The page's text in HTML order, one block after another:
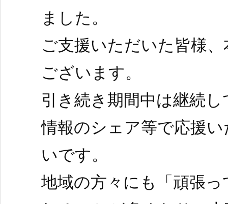
ました。
ご支援いただいた皆様
ございます。
引き続き期間中は継続
情報のシェア等で応援
いです。
地域の方々にも「頑張